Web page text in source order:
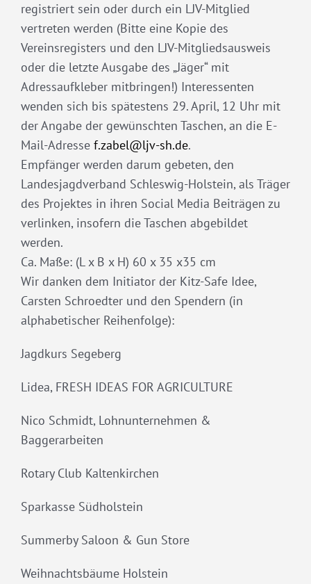
registriert sein oder durch ein LJV-Mitglied
vertreten werden (Bitte eine Kopie des
Vereinsregisters und den LJV-Mitgliedsausweis
oder die letzte Ausgabe des „Jäger“ mit
Adressaufkleber mitbringen!) Interessenten
wenden sich bis spätestens 29. April, 12 Uhr mit
der Angabe der gewünschten Taschen, an die E-
Mail-Adresse f.zabel@ljv-sh.de.
Empfänger werden darum gebeten, den
Landesjagdverband Schleswig-Holstein, als Träger
des Projektes in ihren Social Media Beiträgen zu
verlinken, insofern die Taschen abgebildet
werden.
Ca. Maße: (L x B x H) 60 x 35 x35 cm
Wir danken dem Initiator der Kitz-Safe Idee,
Carsten Schroedter und den Spendern (in
alphabetischer Reihenfolge):
Jagdkurs Segeberg
Lidea, FRESH IDEAS FOR AGRICULTURE
Nico Schmidt, Lohnunternehmen &
Baggerarbeiten
Rotary Club Kaltenkirchen
Sparkasse Südholstein
Summerby Saloon & Gun Store
Weihnachtsbäume Holstein